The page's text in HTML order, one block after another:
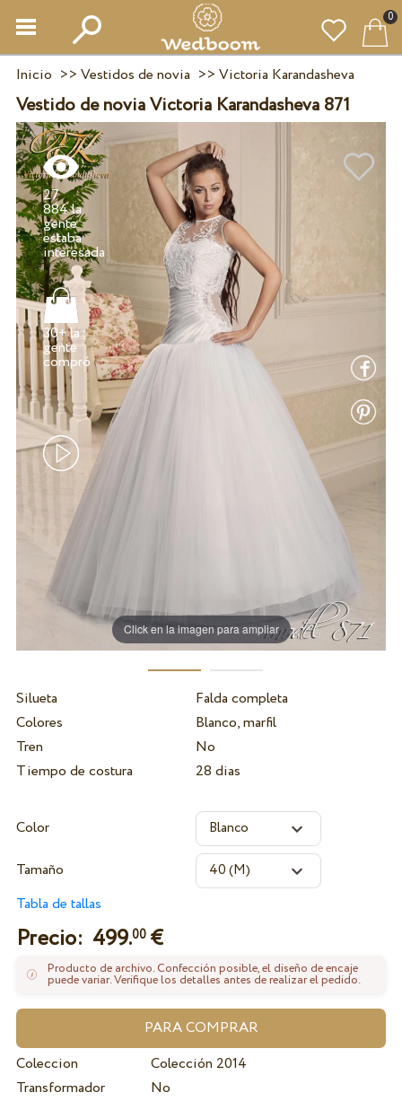
0
Inicio >> Vestidos de novia >> Victoria Karandasheva
Vestido de novia Victoria Karandasheva 871
Click en la imagen para ampliar
27
884 la
gente
estaba
30+ la
gente
Silueta
Falda completa
Colores
Blanco, marfil
Tren
No
Tiempo de costura
28 dias
Color
Tamaño
Tabla de tallas
Precio: 499.00€
Producto de archivo. Confección posible, el diseño de encaje
puede variar. Verifique los detalles antes de realizar el pedido.
Coleccion
Colección 2014
Transformador
No